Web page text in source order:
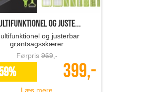
og juste...
og justerbar
grøntsagsskærer
Førpris969,-
399,-
Læs mere